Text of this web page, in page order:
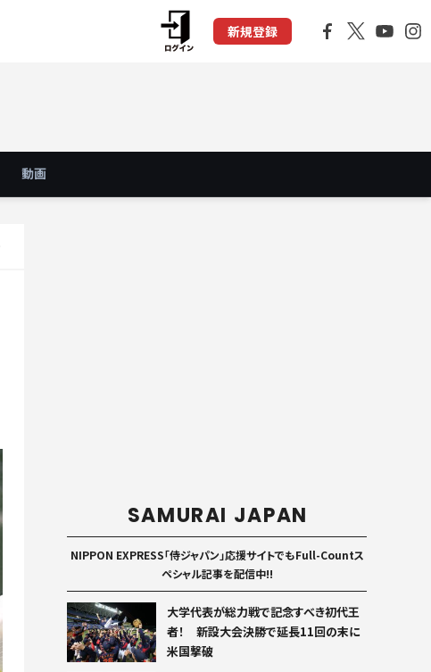
新規登録
動画
SAMURAI JAPAN
NIPPON EXPRESS「侍ジャパン」応援サイトでもFull-Countス
ペシャル記事を配信中!!
大学代表が総力戦で記念すべき初代王
者！ 新設大会決勝で延長11回の末に
米国撃破